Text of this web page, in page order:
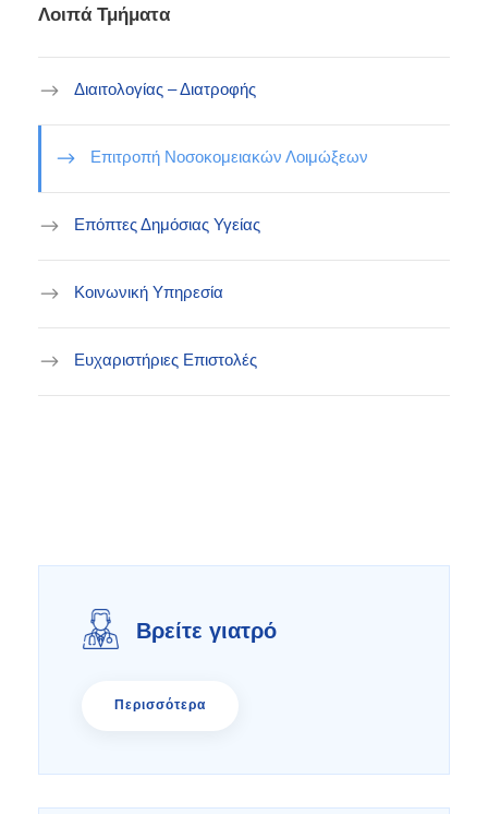
Λοιπά Τμήματα
Διαιτολογίας – Διατροφής
Επιτροπή Νοσοκομειακών Λοιμώξεων
Επόπτες Δημόσιας Υγείας
Κοινωνική Υπηρεσία
Ευχαριστήριες Επιστολές
Βρείτε γιατρό
Περισσότερα